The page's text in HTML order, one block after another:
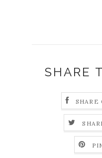
SHARE
SHARE